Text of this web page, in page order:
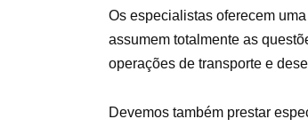
Os especialistas oferecem
assumem totalmente as
operações de transporte e
Devemos também prestar